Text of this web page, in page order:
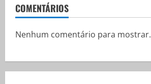
COMENTÁRIOS
Nenhum comentário para mostrar.